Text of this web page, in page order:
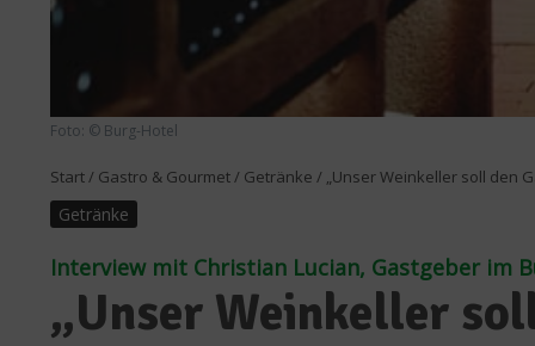
Foto: © Burg-Hotel
Start/ Gastro & Gourmet/ Getränke / „Unser Weinkeller soll den
Getränke
Interview mit Christian Lucian, Gastgeber im
„Unser Weinkeller